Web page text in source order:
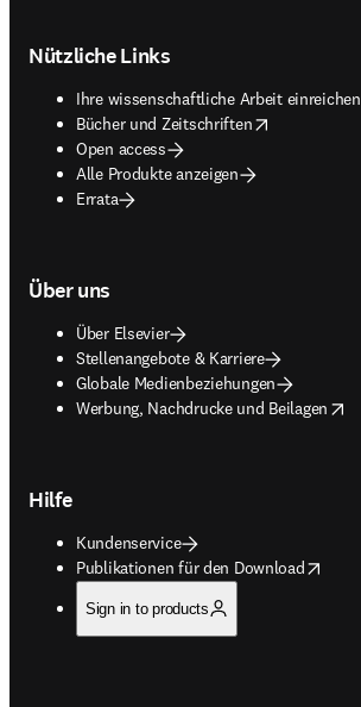
Nützliche Links
Ihre wissenschaftliche Arbeit einreichen
Bücher und Zeitschriften
opens in new tab/window
Open access
Alle Produkte anzeigen
Errata
Über uns
Über Elsevier
Stellenangebote & Karriere
Globale Medienbeziehungen
Werbung, Nachdrucke und Beilagen
opens in new tab/window
Hilfe
Kundenservice
Publikationen für den Download
opens in new tab/window
Sign in to products